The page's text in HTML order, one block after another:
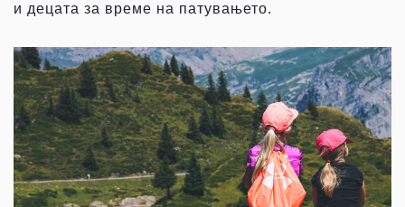
и децата за време на патувањето.